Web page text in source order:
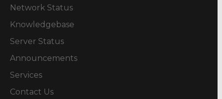
Network Status
Knowledgebase
Server Status
Announcements
Services
Contact Us